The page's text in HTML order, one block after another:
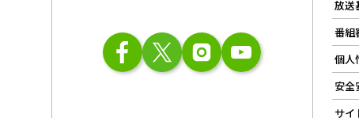
放送
番組
個人
安全
サイ